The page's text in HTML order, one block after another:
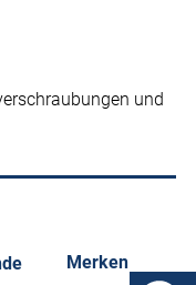
und
Merken